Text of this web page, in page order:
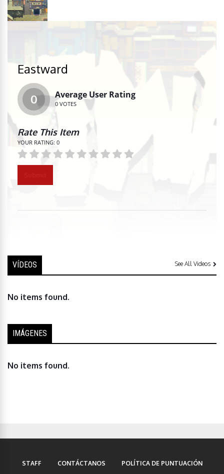
Eastward
0 Average User Rating
0 VOTES
Rate This Item
YOUR RATING: 0
VÍDEOS See All Videos
No items found.
IMÁGENES
No items found.
STAFF CONTÁCTANOS POLÍTICA DE PUNTUACIÓN